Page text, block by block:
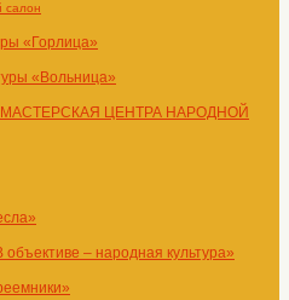
салон
«Горлица»
«Вольница»
ЦЕНТРА НАРОДНОЙ
объективе – народная культура»